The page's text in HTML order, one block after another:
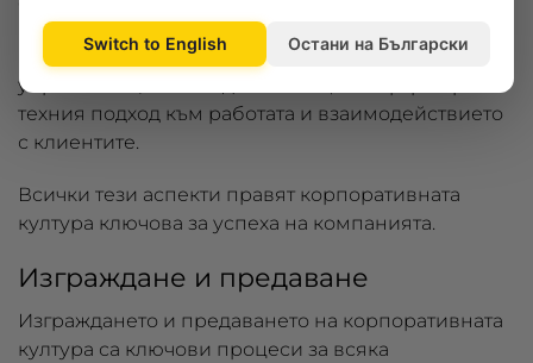
Има въздействие върху решенията на
управляващите и подчинените, като формира
техния подход към работата и взаимодействието
с клиентите.
Всички тези аспекти правят корпоративната
култура ключова за успеха на компанията.
Изграждане и предаване
Изграждането и предаването на корпоративната
култура са ключови процеси за всяка
Switch to English Остани на Български